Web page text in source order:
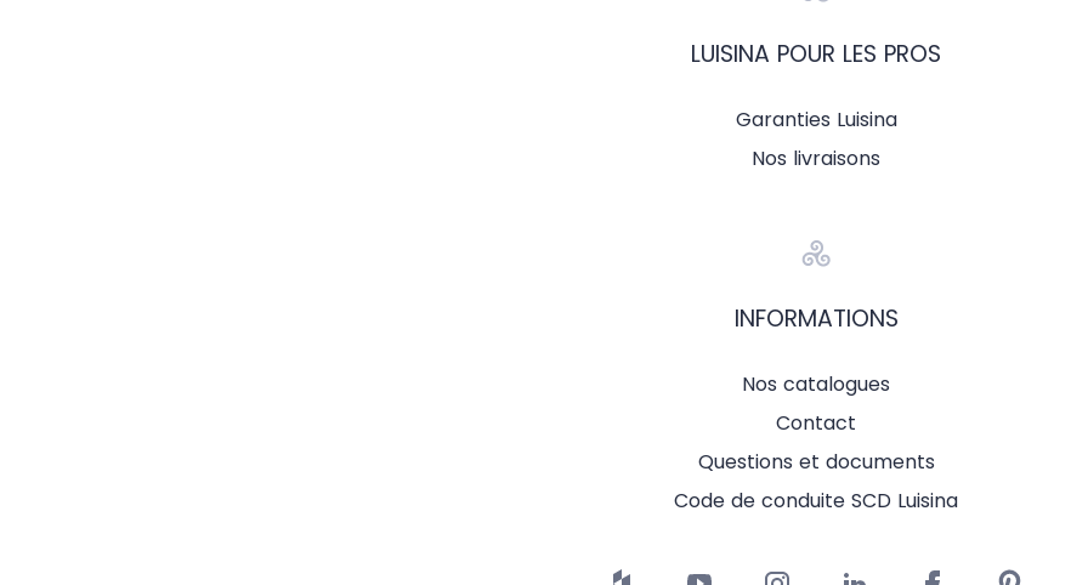
LUISINA POUR LES PROS
Garanties Luisina
Nos livraisons
INFORMATIONS
Nos catalogues
Contact
Questions et documents
Code de conduite SCD Luisina